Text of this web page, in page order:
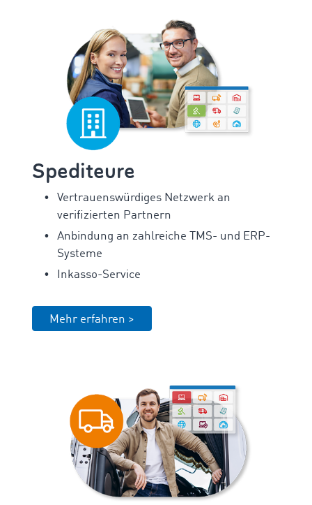
Spediteure
Vertrauenswürdiges Netzwerk an
verifizierten Partnern
Anbindung an zahlreiche TMS- und ERP-
Systeme
Inkasso-Service
Mehr erfahren >